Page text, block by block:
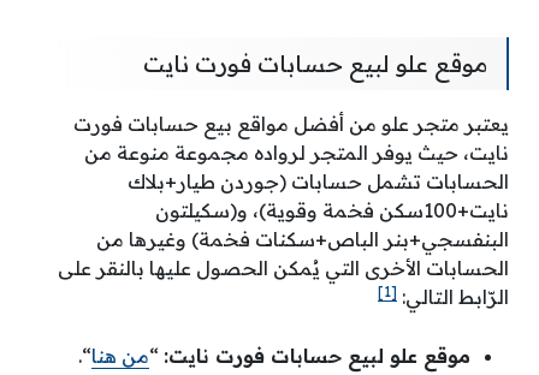
موقع علو لبيع حسابات فورت نايت
يعتبر متجر علو من أفضل مواقع بيع حسابات فورت
نايت، حيث يوفر المتجر لرواده مجموعة منوعة من
الحسابات تشمل حسابات (جوردن طيار+بلاك
نايت+100سكن فخمة وقوية)، و(سكيلتون
البنفسجي+بنر الباص+سكنات فخمة) وغيرها من
الحسابات الأخرى التي يُمكن الحصول عليها بالنقر على
الرّابط التالي: [1]
موقع علو لبيع حسابات فورت نايت: “من هنا“.